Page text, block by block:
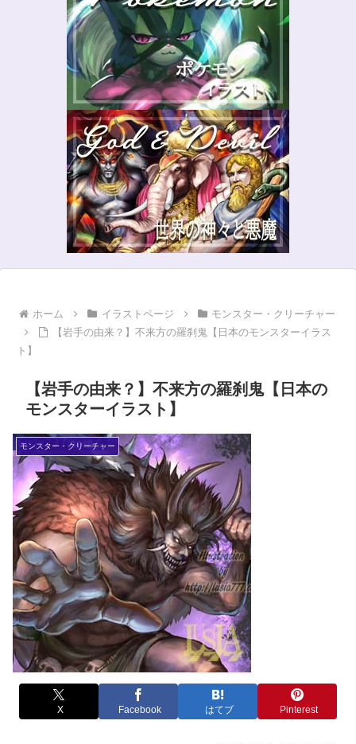
ホーム イラストページ
モンスター・クリーチャー
【岩手の由来？】不来方の羅刹鬼【日本のモンスターイラス
ト】
【岩手の由来？】不来方の羅刹鬼【日本の
モンスターイラスト】
モンスター・クリーチャー
X Facebook はてブ Pinterest